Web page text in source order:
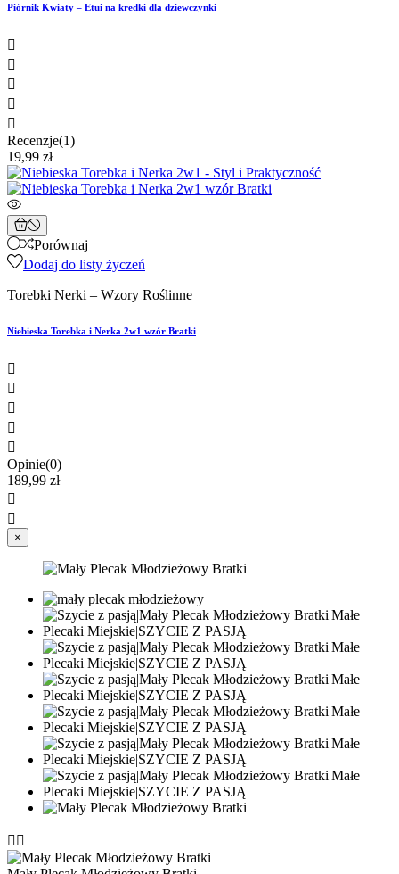
Piórnik Kwiaty – Etui na kredki dla dziewczynki





Recenzje(1)
19,99 zł
Porównaj
Dodaj do listy życzeń
Torebki Nerki – Wzory Roślinne
Niebieska Torebka i Nerka 2w1 wzór Bratki





Opinie(0)
189,99 zł


×
 